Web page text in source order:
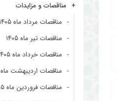
مناقصات و مزایدات
مناقصات مرداد ماه ۱۴۰۵
مناقصات تیر ماه ۱۴۰۵
مناقصات خرداد ماه ۱۴۰۵
مناقصات اردیبهشت ماه ۱۴۰۵
مناقصات فروردین ماه ۱۴۰۵